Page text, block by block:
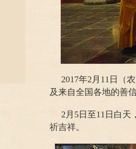
2017年2月11日（
及来自全国各地的善
2月5日至11日白
祈吉祥。